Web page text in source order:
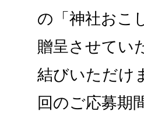
の「神社おこ
贈呈させてい
結びいただけ
回のご応募期